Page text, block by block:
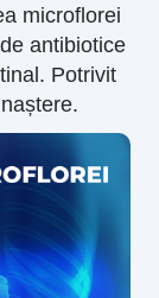
microflorei
antibiotice
Potrivit